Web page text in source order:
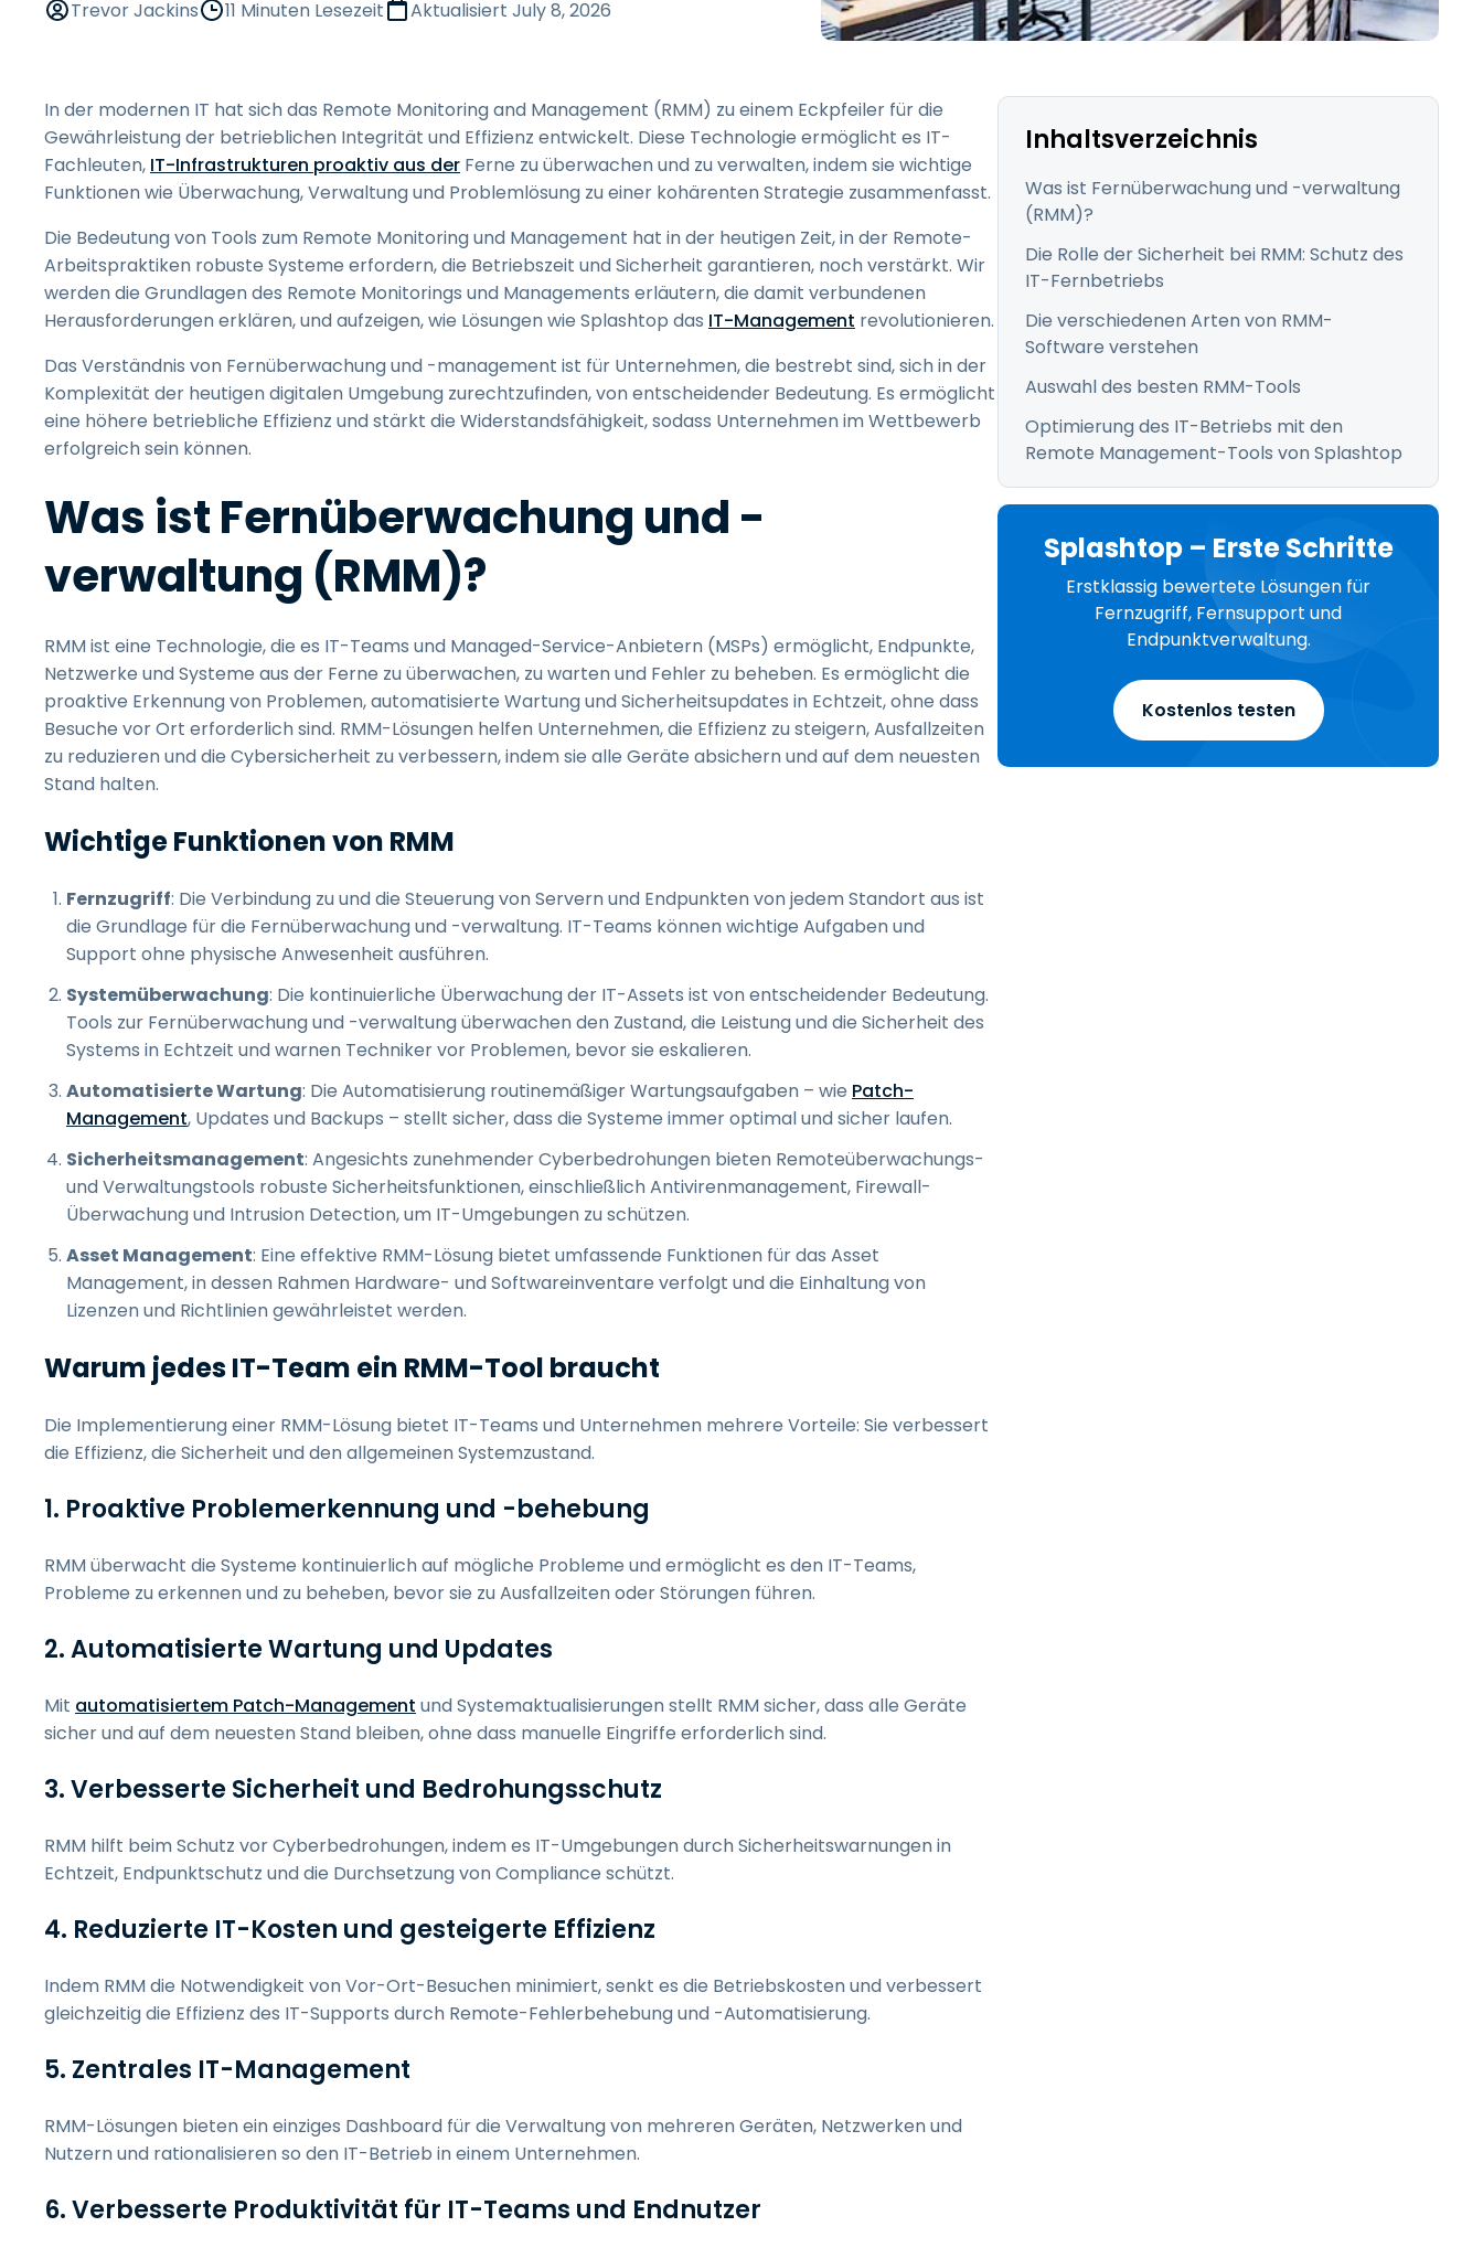
Fernarbeit mit Wacom
Fernzugriff auf Computer
einer Einrichtung
Endpunkt-Sicherheit
Alle Bedürfnisse
entdecken
Alle Branchen entdecken
日本語
ภาษาไทย
Trevor Jackins 11 Minuten Lesezeit Aktualisiert July 8, 2026
Inhaltsverzeichnis
Was ist Fernüberwachung und -verwaltung
(RMM)?
Die Rolle der Sicherheit bei RMM: Schutz des
IT-Fernbetriebs
Die verschiedenen Arten von RMM-
Software verstehen
Auswahl des besten RMM-Tools
Optimierung des IT-Betriebs mit den
Remote Management-Tools von Splashtop
Splashtop – Erste Schritte
Erstklassig bewertete Lösungen für
Fernzugriff, Fernsupport und
Endpunktverwaltung.
Kostenlos testen
In der modernen IT hat sich das Remote Monitoring and Management (RMM) zu einem Eckpfeiler für die
Gewährleistung der betrieblichen Integrität und Effizienz entwickelt. Diese Technologie ermöglicht es IT-
Fachleuten, IT-Infrastrukturen proaktiv aus der Ferne zu überwachen und zu verwalten, indem sie wichtige
Funktionen wie Überwachung, Verwaltung und Problemlösung zu einer kohärenten Strategie zusammenfasst.
Die Bedeutung von Tools zum Remote Monitoring und Management hat in der heutigen Zeit, in der Remote-
Arbeitspraktiken robuste Systeme erfordern, die Betriebszeit und Sicherheit garantieren, noch verstärkt. Wir
werden die Grundlagen des Remote Monitorings und Managements erläutern, die damit verbundenen
Herausforderungen erklären, und aufzeigen, wie Lösungen wie Splashtop das IT-Management revolutionieren.
Das Verständnis von Fernüberwachung und -management ist für Unternehmen, die bestrebt sind, sich in der
Komplexität der heutigen digitalen Umgebung zurechtzufinden, von entscheidender Bedeutung. Es ermöglicht
eine höhere betriebliche Effizienz und stärkt die Widerstandsfähigkeit, sodass Unternehmen im Wettbewerb
erfolgreich sein können.
Was ist Fernüberwachung und -
verwaltung (RMM)?
RMM ist eine Technologie, die es IT-Teams und Managed-Service-Anbietern (MSPs) ermöglicht, Endpunkte,
Netzwerke und Systeme aus der Ferne zu überwachen, zu warten und Fehler zu beheben. Es ermöglicht die
proaktive Erkennung von Problemen, automatisierte Wartung und Sicherheitsupdates in Echtzeit, ohne dass
Besuche vor Ort erforderlich sind. RMM-Lösungen helfen Unternehmen, die Effizienz zu steigern, Ausfallzeiten
zu reduzieren und die Cybersicherheit zu verbessern, indem sie alle Geräte absichern und auf dem neuesten
Stand halten.
Wichtige Funktionen von RMM
Fernzugriff: Die Verbindung zu und die Steuerung von Servern und Endpunkten von jedem Standort aus ist
die Grundlage für die Fernüberwachung und -verwaltung. IT-Teams können wichtige Aufgaben und
Support ohne physische Anwesenheit ausführen.
Systemüberwachung: Die kontinuierliche Überwachung der IT-Assets ist von entscheidender Bedeutung.
Tools zur Fernüberwachung und -verwaltung überwachen den Zustand, die Leistung und die Sicherheit des
Systems in Echtzeit und warnen Techniker vor Problemen, bevor sie eskalieren.
Automatisierte Wartung: Die Automatisierung routinemäßiger Wartungsaufgaben – wie Patch-
Management, Updates und Backups – stellt sicher, dass die Systeme immer optimal und sicher laufen.
Sicherheitsmanagement: Angesichts zunehmender Cyberbedrohungen bieten Remoteüberwachungs-
und Verwaltungstools robuste Sicherheitsfunktionen, einschließlich Antivirenmanagement, Firewall-
Überwachung und Intrusion Detection, um IT-Umgebungen zu schützen.
Asset Management: Eine effektive RMM-Lösung bietet umfassende Funktionen für das Asset
Management, in dessen Rahmen Hardware- und Softwareinventare verfolgt und die Einhaltung von
Lizenzen und Richtlinien gewährleistet werden.
Warum jedes IT-Team ein RMM-Tool braucht
Die Implementierung einer RMM-Lösung bietet IT-Teams und Unternehmen mehrere Vorteile: Sie verbessert
die Effizienz, die Sicherheit und den allgemeinen Systemzustand.
1. Proaktive Problemerkennung und -behebung
RMM überwacht die Systeme kontinuierlich auf mögliche Probleme und ermöglicht es den IT-Teams,
Probleme zu erkennen und zu beheben, bevor sie zu Ausfallzeiten oder Störungen führen.
2. Automatisierte Wartung und Updates
Mit automatisiertem Patch-Management und Systemaktualisierungen stellt RMM sicher, dass alle Geräte
sicher und auf dem neuesten Stand bleiben, ohne dass manuelle Eingriffe erforderlich sind.
3. Verbesserte Sicherheit und Bedrohungsschutz
RMM hilft beim Schutz vor Cyberbedrohungen, indem es IT-Umgebungen durch Sicherheitswarnungen in
Echtzeit, Endpunktschutz und die Durchsetzung von Compliance schützt.
4. Reduzierte IT-Kosten und gesteigerte Effizienz
Indem RMM die Notwendigkeit von Vor-Ort-Besuchen minimiert, senkt es die Betriebskosten und verbessert
gleichzeitig die Effizienz des IT-Supports durch Remote-Fehlerbehebung und -Automatisierung.
5. Zentrales IT-Management
RMM-Lösungen bieten ein einziges Dashboard für die Verwaltung von mehreren Geräten, Netzwerken und
Nutzern und rationalisieren so den IT-Betrieb in einem Unternehmen.
6. Verbesserte Produktivität für IT-Teams und Endnutzer